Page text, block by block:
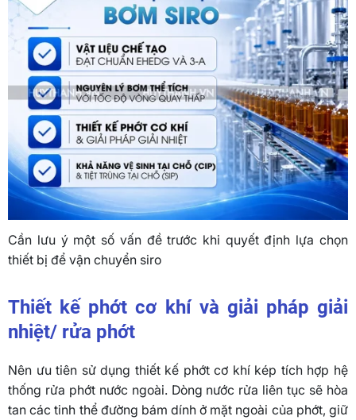
Cần lưu ý một số vấn đề trước khi quyết định lựa chọn
thiết bị để vận chuyển siro
Thiết kế phớt cơ khí và giải pháp giải
nhiệt/ rửa phớt
Nên ưu tiên sử dụng thiết kế phớt cơ khí kép tích hợp hệ
thống rửa phớt nước ngoài. Dòng nước rửa liên tục sẽ hòa
tan các tinh thể đường bám dính ở mặt ngoài của phớt, giữ